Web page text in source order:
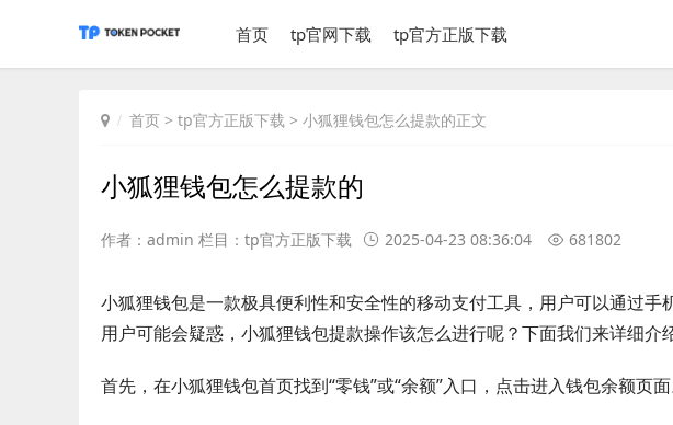
首页 tp官网下载 tp官方正版下载
首页 > tp官方正版下载 > 小狐狸钱包怎么提款的正文
小狐狸钱包怎么提款的
作者：admin 栏目： tp官方正版下载 2025-04-23 08:36:04 681802
小狐狸钱包是一款极具便利性和安全性的移动支付工具，用户可以通过
用户可能会疑惑，小狐狸钱包提款操作该怎么进行呢？下面我们来详细介
首先，在小狐狸钱包首页找到“零钱”或“余额”入口，点击进入钱包余额页面